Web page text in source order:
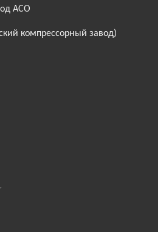
АСО
компрессорный завод)